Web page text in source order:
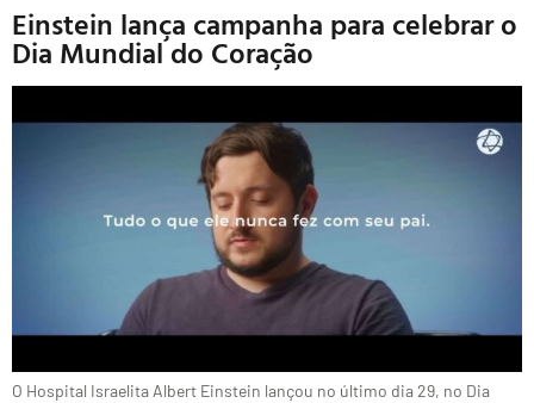
Einstein lança campanha para celebrar o
Dia Mundial do Coração
O Hospital Israelita Albert Einstein lançou no último dia 29, no Dia